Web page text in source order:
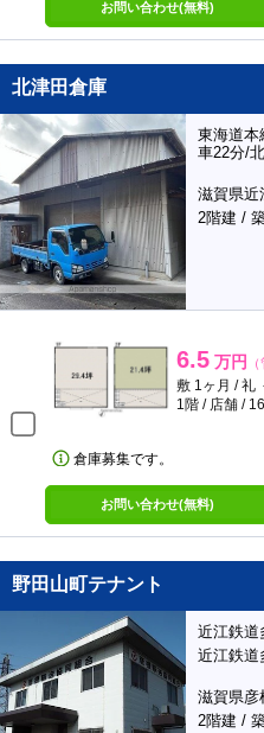
お問い合わせ(無料)
北津田倉庫
東海道本
車22分/
滋賀県近
2階建 /
6.5 万円
敷 1ヶ月 / 礼
1階 / 店舗 /
倉庫募集です。
お問い合わせ(無料)
野田山町テナント
近江鉄道
近江鉄道
滋賀県彦
2階建 /